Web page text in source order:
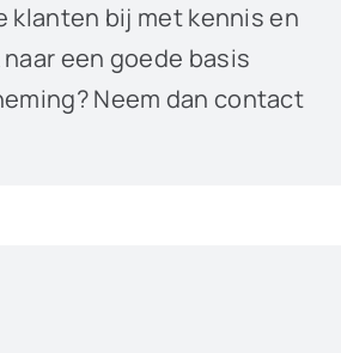
klanten bij met kennis en
naar een goede basis
Neem dan contact